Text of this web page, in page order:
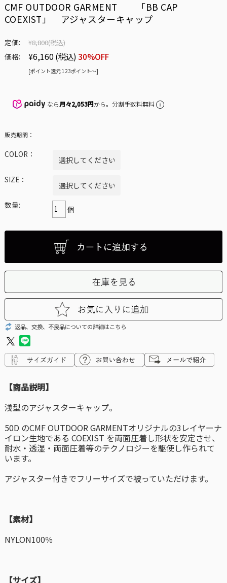
CMF OUTDOOR GARMENT 「BB CAP
COEXIST」 アジャスターキャップ
定価: ¥8,800(税込)
価格: ¥6,160 (税込) 30%OFF
[ポイント還元 123ポイント〜]
なら月々2,053円から。分割手数料無料
販売期間：
COLOR：
SIZE：
数量: 個
返品、交換、不良品についての詳細はこちら
【商品説明】
浅型のアジャスターキャップ。
50D のCMF OUTDOOR GARMENTオリジナルの3レイヤーナ
イロン生地である COEXIST を両面圧着し形状を安定させ、
耐水・透湿・両面圧着等のテクノロジーを駆使し作られて
います。
アジャスター付きでフリーサイズで被っていただけます。
【素材】
NYLON100％
【サイズ】